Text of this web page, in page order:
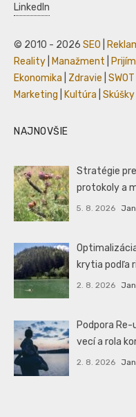
LinkedIn
© 2010 - 2026 SEO
Reality
Manažment
Ekonomika
Zdravie SWOT
Marketing
Kultúra Skúšky
NAJNOVŠIE
Stratégie
protokoly a
5. 8. 2026
krytia podľa
2. 8. 2026
Podpora
vecí a rola
2. 8. 2026